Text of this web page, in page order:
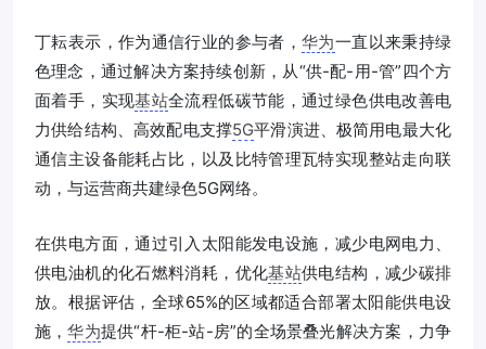
丁耘表示，作为通信行业的参与者， 华为一直以来秉持绿
色理念，通过解决方案持续创新，从“供-配-用-管”四个方
面着手，实现基站全流程低碳节能，通过绿色供电改善电
力供给结构、高效配电支撑5G平滑演进、极简用电最大化
通信主设备能耗占比，以及比特管理瓦特实现整站走向联
动，与运营商共建绿色5G网络。
在供电方面，通过引入太阳能发电设施，减少电网电力、
供电油机的化石燃料消耗，优化基站供电结构，减少碳排
放。根据评估，全球65%的区域都适合部署太阳能供电设
施，华为提供“杆-柜-站-房”的全场景叠光解决方案，力争